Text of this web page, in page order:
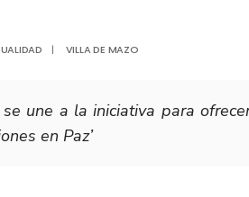
| VILLA DE MAZO
une a la iniciativa para
en Paz’